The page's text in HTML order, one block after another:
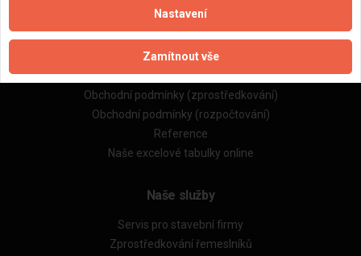
Důležité informace
Naše firmy a řemeslníci
Zpracování a ochrana osobních údajů
Zásady pro používání souborů cookie
Obchodní podmínky (zprostředkování)
Obchodní podmínky (rozpočtování)
Reference
Naše excelové tabulky online
Naše služby
Servis pro stavební firmy
Zprostředkování řemeslníků
Nastavení
Zamítnout vše